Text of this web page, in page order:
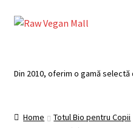
Skip
Skip
Categorii
Din 2010, oferim o gamă
Home Totul Bio pentru Copii